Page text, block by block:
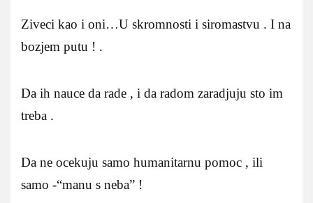
Ziveci kao i oni…U skromnosti i siromastvu . I na
bozjem putu ! .
Da ih nauce da rade , i da radom zaradjuju sto im
treba .
Da ne ocekuju samo humanitarnu pomoc , ili
samo -“manu s neba” !